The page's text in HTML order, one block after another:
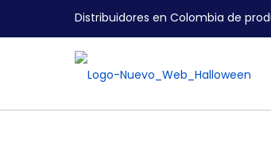
Distribuidores en Colombia de